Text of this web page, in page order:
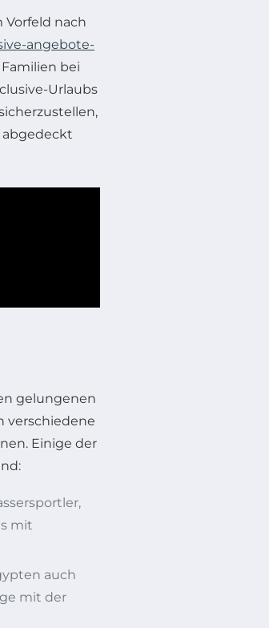
Vorfeld nach
angebote-
bei
Urlaubs
abgedeckt
gelungenen
verschiedene
Einige der
mit
auch
mit der